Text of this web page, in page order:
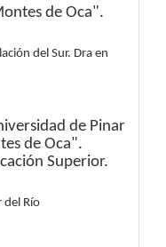
de Oca".
del Sur. Dra en
de Pinar
de Oca".
Superior.
del Río